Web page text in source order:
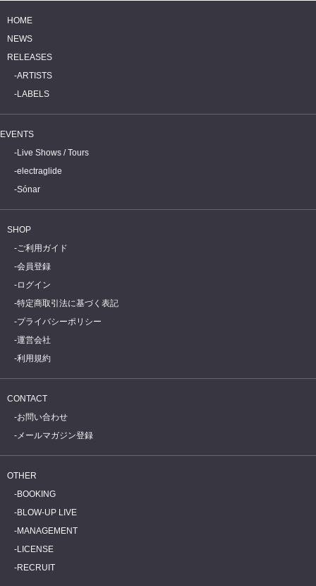
HOME
NEWS
RELEASES
ARTISTS
LABELS
EVENTS
Live Shows / Tours
electraglide
Sónar
SHOP
ご利用ガイド
会員登録
ログイン
特定商取引法に基づく表記
プライバシーポリシー
運営会社
利用規約
CONTACT
お問い合わせ
メールマガジン登録
OTHER
BOOKING
BLOW-UP LIVE
MANAGEMENT
LICENSE
RECRUIT